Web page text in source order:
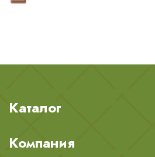
Каталог
Компания